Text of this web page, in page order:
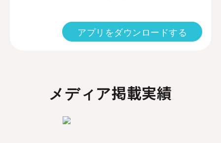
アプリをダウンロードする
メディア掲載実績